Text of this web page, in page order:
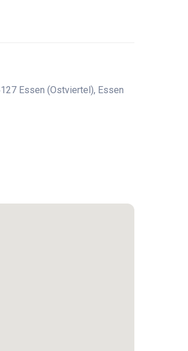
Essen (Ostviertel), Essen